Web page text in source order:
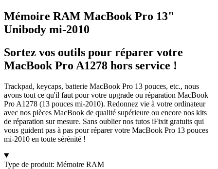
Mac portable
Mac
Pièces détachées
Store
Mémoire RAM MacBook Pro 13"
Unibody mi-2010
Sortez vos outils pour réparer votre
MacBook Pro A1278 hors service !
Trackpad, keycaps, batterie MacBook Pro 13 pouces, etc., nous
avons tout ce qu'il faut pour votre upgrade ou réparation MacBook
Pro A1278 (13 pouces mi-2010). Redonnez vie à votre ordinateur
avec nos pièces MacBook de qualité supérieure ou encore nos kits
de réparation sur mesure. Sans oublier nos tutos iFixit gratuits qui
vous guident pas à pas pour réparer votre MacBook Pro 13 pouces
mi-2010 en toute sérénité !
Products
Type de produit: Mémoire RAM